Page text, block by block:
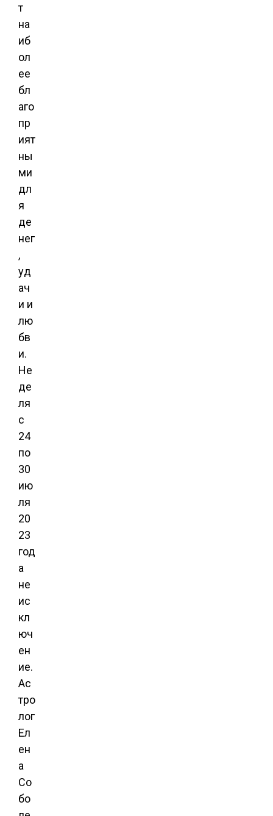
т
на
иб
ол
ее
бл
аго
пр
ият
ны
ми
дл
я
де
нег
,
уд
ач
и и
лю
бв
и.
Не
де
ля
с
24
по
30
ию
ля
20
23
год
а
не
ис
кл
юч
ен
ие.
Ас
тро
лог
Ел
ен
а
Со
бо